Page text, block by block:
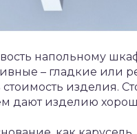
напольному
– гладкие или
стоимость изделия.
дают изделию